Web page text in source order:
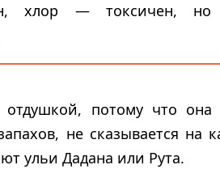
хлор — токсичен, но
потому что она
не сказывается на
ульи Дадана или Рута.